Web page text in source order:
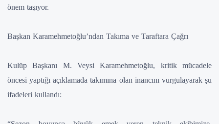
önem taşıyor.
Başkan Karamehmetoğlu’ndan Takıma ve Taraftara Çağrı
Kulüp Başkanı M. Veysi Karamehmetoğlu, kritik mücadele
öncesi yaptığı açıklamada takımına olan inancını vurgulayarak şu
ifadeleri kullandı: